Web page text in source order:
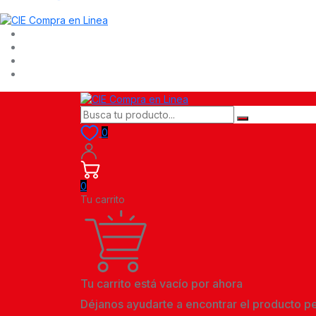
0
0
Tu carrito
Tu carrito está vacío por ahora
Déjanos ayudarte a encontrar el producto